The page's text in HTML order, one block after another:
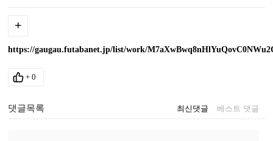
+
https://gaugau.futabanet.jp/list/work/
+ 0
댓글목록 최신댓글 베스트 댓글